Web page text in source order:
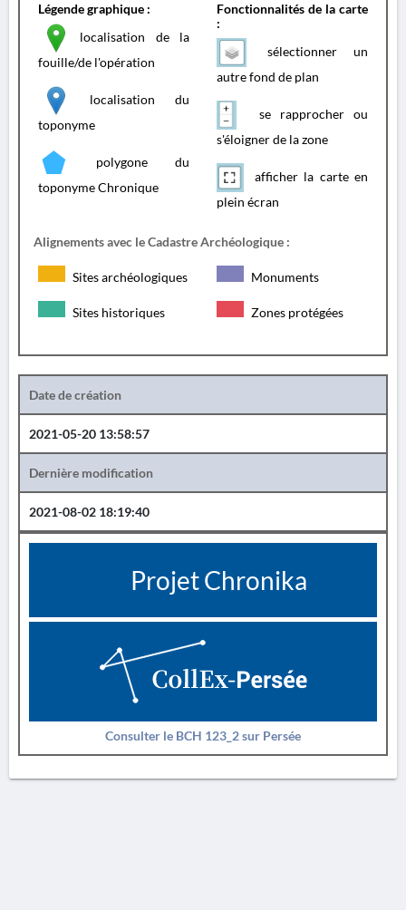
Légende graphique :
localisation de la
fouille/de l'opération
localisation du
toponyme
polygone du
toponyme Chronique
Fonctionnalités de la carte
:
sélectionner un
autre fond de plan
se rapprocher ou
s'éloigner de la zone
afficher la carte en
plein écran
Alignements avec le Cadastre Archéologique :
Sites archéologiques Monuments
Sites historiques Zones protégées
Date de création
2021-05-20 13:58:57
Dernière modification
2021-08-02 18:19:40
Projet Chronika
Consulter le BCH 123_2 sur Persée